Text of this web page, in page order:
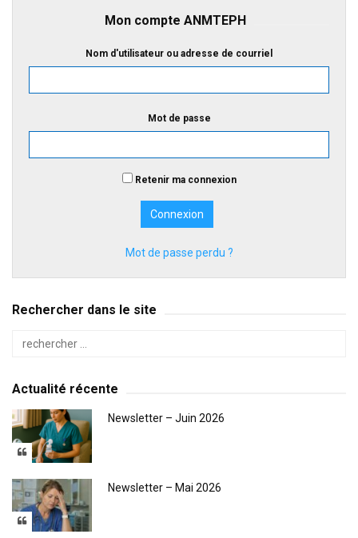
Mon compte ANMTEPH
Nom d'utilisateur ou adresse de courriel
Mot de passe
Retenir ma connexion
Mot de passe perdu ?
Rechercher dans le site
Actualité récente
Newsletter – Juin 2026
Newsletter – Mai 2026